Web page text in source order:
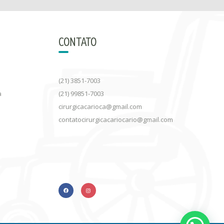
CONTATO
(21) 3851-7003
(21) 99851-7003
cirurgicacarioca@gmail.com
contatocirurgicacariocario@gmail.com